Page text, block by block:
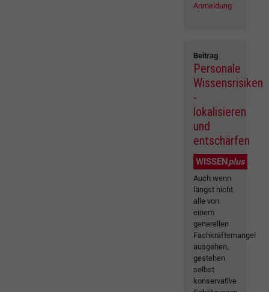
Anmeldung
Beitrag
Personale
Wissensrisiken
-
lokalisieren
und
entschärfen
WISSENplus
Auch wenn
längst nicht
alle von
einem
generellen
Fachkräftemangel
ausgehen,
gestehen
selbst
konservative